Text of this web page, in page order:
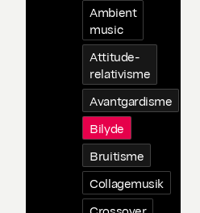
Ambient
music
Attitude-
relativisme
Avantgardisme
Bilyde
Bruitisme
Collagemusik